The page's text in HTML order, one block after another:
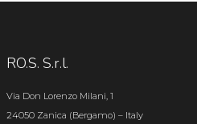
RO.S. S.r.l.
Via Don Lorenzo Milani, 1
24050 Zanica (Bergamo) – Italy